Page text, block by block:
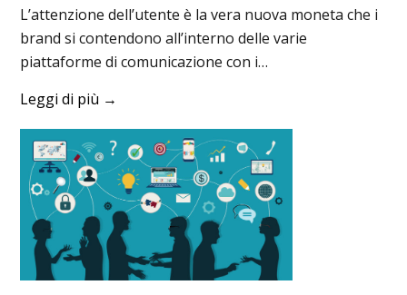
L’attenzione dell’utente è la vera nuova moneta che i
brand si contendono all’interno delle varie
piattaforme di comunicazione con i…
Leggi di più →